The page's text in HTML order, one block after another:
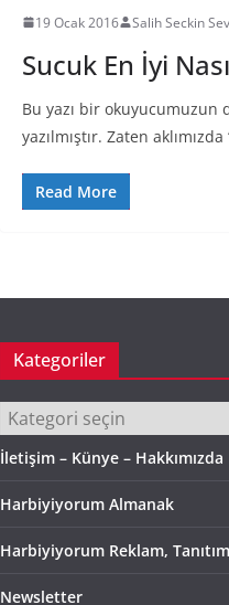
19 Ocak 2016 Salih Seckin
Sucuk En İyi
Bu yazı bir okuyucumuzun
yazılmıştır. Zaten aklımızda
Read More
Kategoriler
Kategoriler
İletişim – Künye – Hakkımızda
Harbiyiyorum Almanak
Harbiyiyorum Reklam,
Newsletter